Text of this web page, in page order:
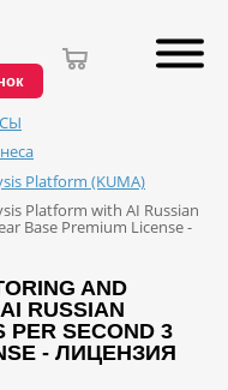
Platform (KUMA)
Platform with AI Russian
Base Premium License -
AND
RUSSIAN
PER SECOND 3
- ЛИЦЕНЗИЯ